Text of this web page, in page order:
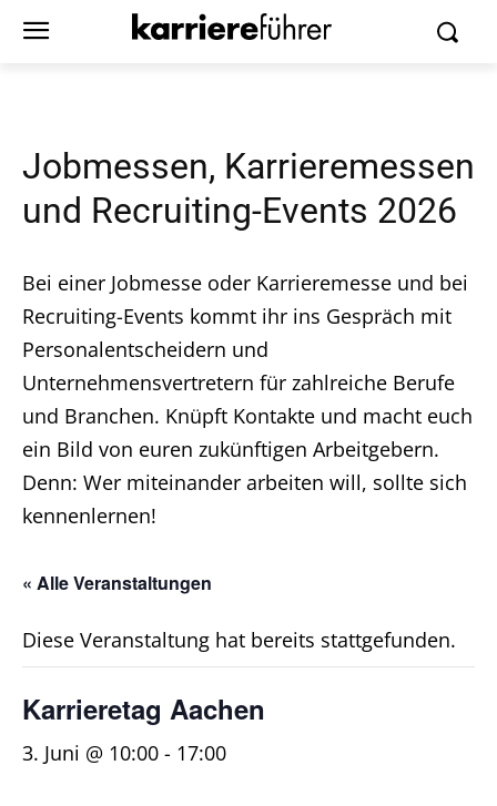
Jobmessen, Karrieremessen
und Recruiting-Events 2026
Bei einer Jobmesse oder Karrieremesse und bei
Recruiting-Events kommt ihr ins Gespräch mit
Personalentscheidern und
Unternehmensvertretern für zahlreiche Berufe
und Branchen. Knüpft Kontakte und macht euch
ein Bild von euren zukünftigen Arbeitgebern.
Denn: Wer miteinander arbeiten will, sollte sich
kennenlernen!
« Alle Veranstaltungen
Diese Veranstaltung hat bereits stattgefunden.
Karrieretag Aachen
3. Juni @ 10:00 - 17:00